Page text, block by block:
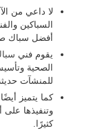
لا داعي من
السباكين
أفضل سباك
يقوم فني
الصحية
للمنشآت حديثة
كما يتميز
وتنفيذها على
كثيرًا.